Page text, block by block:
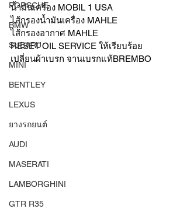
PORSCHE
BMW
SUBARU
MINI
BENTLEY
LEXUS
ยางรถยนต์
AUDI
MASERATI
LAMBORGHINI
GTR R35
น้ำมันเครื่อง MOBIL 1 USA
ไส้กรองน้ำมันเครื่อง MAHLE
ไส้กรองอากาศ MAHLE
RESET OIL SERVICE ให้เรียบร้อย
เปลี่ยนผ้าเบรก จานเบรกแท้BREMBO